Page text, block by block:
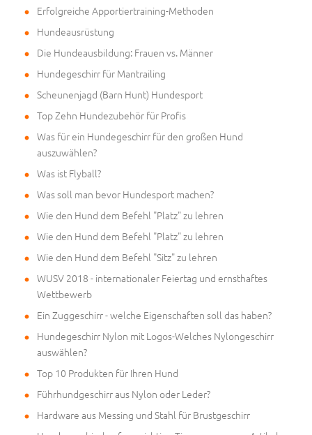
Erfolgreiche Apportiertraining-Methoden
Hundeausrüstung
Die Hundeausbildung: Frauen vs. Männer
Hundegeschirr für Mantrailing
Scheunenjagd (Barn Hunt) Hundesport
Top Zehn Hundezubehör für Profis
Was für ein Hundegeschirr für den großen Hund
auszuwählen?
Was ist Flyball?
Was soll man bevor Hundesport machen?
Wie den Hund dem Befehl "Platz" zu lehren
Wie den Hund dem Befehl "Platz" zu lehren
Wie den Hund dem Befehl "Sitz" zu lehren
WUSV 2018 - internationaler Feiertag und ernsthaftes
Wettbewerb
Ein Zuggeschirr - welche Eigenschaften soll das haben?
Hundegeschirr Nylon mit Logos-Welches Nylongeschirr
auswählen?
Top 10 Produkten für Ihren Hund
Führhundgeschirr aus Nylon oder Leder?
Hardware aus Messing und Stahl für Brustgeschirr